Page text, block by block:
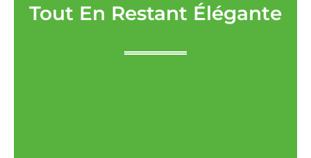
Tout En Restant Élégante